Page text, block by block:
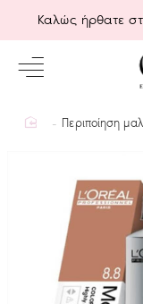
Καλώς ήρθατε
homeΠεριποίηση